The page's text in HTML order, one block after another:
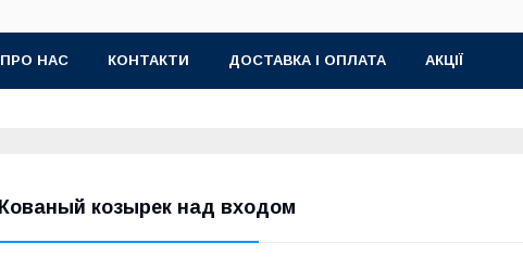
ПРО НАС КОНТАКТИ ДОСТАВКА І ОПЛАТА АКЦІЇ
Кованый козырек над входом